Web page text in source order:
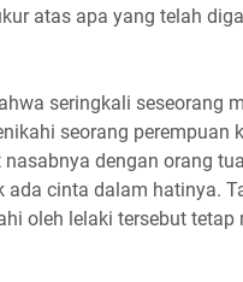
atas apa yang telah
seringkali seseorang
seorang perempuan
dengan orang
cinta dalam hatinya.
oleh lelaki tersebut tetap